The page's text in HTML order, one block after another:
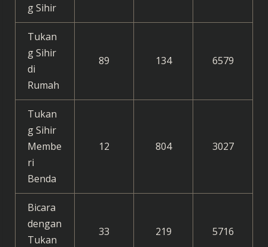
g Sihir
Tukan
g Sihir
di
Rumah
89 134 6579
Tukan
g Sihir
Membe
ri
Benda
12 804 3027
Bicara
dengan
Tukan
33 219 5716